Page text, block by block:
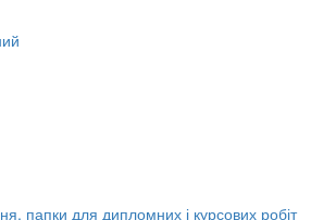
папки для дипломних і курсових робіт